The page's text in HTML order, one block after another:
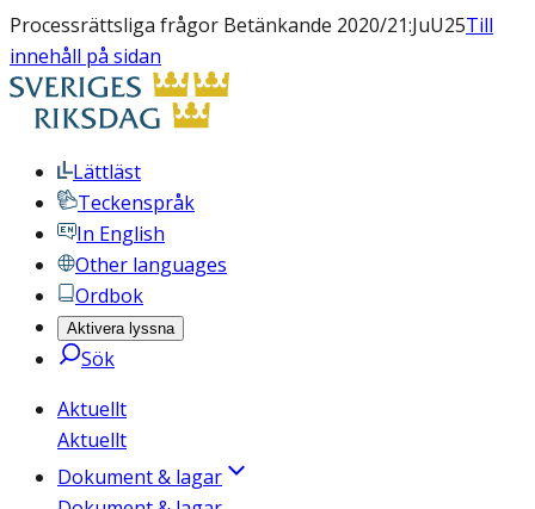
Processrättsliga frågor Betänkande 2020/21:JuU25Till
innehåll på sidan
Lättläst
Teckenspråk
In English
Other languages
Ordbok
Aktivera lyssna
Sök
Aktuellt
Aktuellt
Dokument & lagar